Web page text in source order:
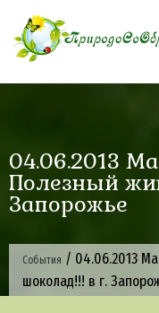
content
04.06.2013
Полезный
Запорожье
События / 04.06.2013
шоколад!!! в г.